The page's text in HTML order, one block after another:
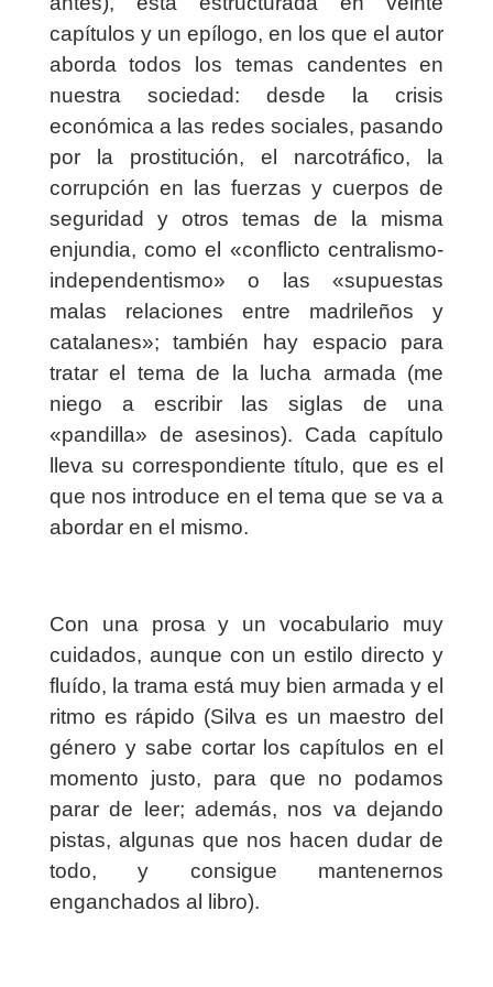
capítulos y un epílogo, en los que el autor
aborda todos los temas candentes en
nuestra sociedad: desde la crisis
económica a las redes sociales, pasando
por la prostitución, el narcotráfico, la
corrupción en las fuerzas y cuerpos de
seguridad y otros temas de la misma
enjundia, como el «conflicto centralismo-
independentismo» o las «supuestas
malas relaciones entre madrileños y
catalanes»; también hay espacio para
tratar el tema de la lucha armada (me
niego a escribir las siglas de una
«pandilla» de asesinos). Cada capítulo
lleva su correspondiente título, que es el
que nos introduce en el tema que se va a
abordar en el mismo.
Con una prosa y un vocabulario muy
cuidados, aunque con un estilo directo y
fluído, la trama está muy bien armada y el
ritmo es rápido (Silva es un maestro del
género y sabe cortar los capítulos en el
momento justo, para que no podamos
parar de leer; además, nos va dejando
pistas, algunas que nos hacen dudar de
todo, y consigue mantenernos
enganchados al libro).